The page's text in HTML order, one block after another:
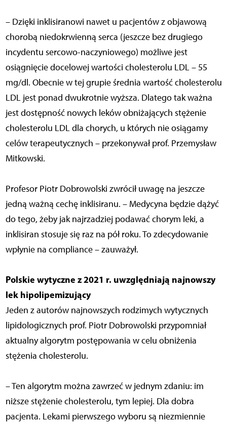
– Dzięki inklisiranowi nawet u pacjentów z objawową
chorobą niedokrwienną serca (jeszcze bez drugiego
incydentu sercowo-naczyniowego) możliwe jest
osiągnięcie docelowej wartości cholesterolu LDL – 55
mg/dl. Obecnie w tej grupie średnia wartość cholesterolu
LDL jest ponad dwukrotnie wyższa. Dlatego tak ważna
jest dostępność nowych leków obniżających stężenie
cholesterolu LDL dla chorych, u których nie osiągamy
celów terapeutycznych – przekonywał prof. Przemysław
Mitkowski.
Profesor Piotr Dobrowolski zwrócił uwagę na jeszcze
jedną ważną cechę inklisiranu. – Medycyna będzie dążyć
do tego, żeby jak najrzadziej podawać chorym leki, a
inklisiran stosuje się raz na pół roku. To zdecydowanie
wpłynie na compliance – zauważył.
Polskie wytyczne z 2021 r. uwzględniają najnowszy
lek hipolipemizujący
Jeden z autorów najnowszych rodzimych wytycznych
lipidologicznych prof. Piotr Dobrowolski przypomniał
aktualny algorytm postępowania w celu obniżenia
stężenia cholesterolu.
– Ten algorytm można zawrzeć w jednym zdaniu: im
niższe stężenie cholesterolu, tym lepiej. Dla dobra
pacjenta. Lekami pierwszego wyboru są niezmiennie